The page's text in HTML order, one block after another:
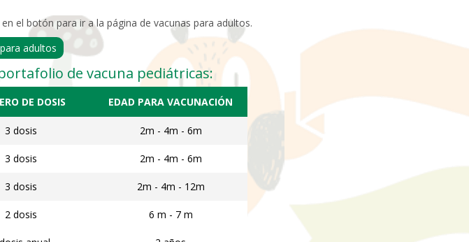
el botón para ir a la página de vacunas para adultos.
adultos
de vacuna pediátricas:
DE DOSIS EDAD PARA VACUNACIÓN
3 dosis 2m - 4m - 6m
3 dosis 2m - 4m - 6m
3 dosis 2m - 4m - 12m
2 dosis 6 m - 7 m